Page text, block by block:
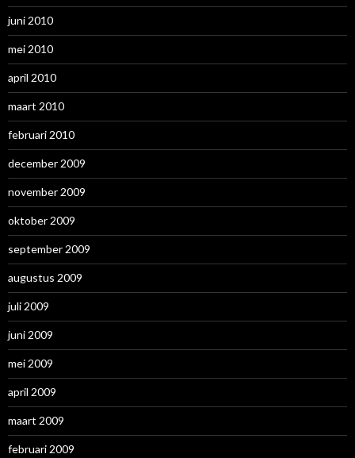
juni 2010
mei 2010
april 2010
maart 2010
februari 2010
december 2009
november 2009
oktober 2009
september 2009
augustus 2009
juli 2009
juni 2009
mei 2009
april 2009
maart 2009
februari 2009